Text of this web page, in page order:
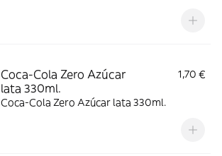
Coca-Cola Zero Azúcar
lata 330ml.
1,70 €
Coca-Cola Zero Azúcar lata 330ml.